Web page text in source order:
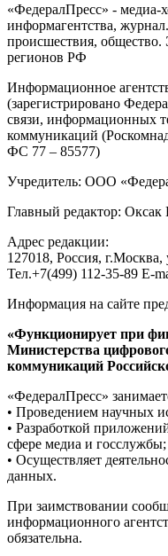
«ФедералПресс» - медиа-
информагентства,
происшествия, общество.
регионов РФ
Информационное
(зарегистрировано
связи, информационных
коммуникаций
ФС 77 – 85577)
Учредитель: ООО
Главный редактор: Оксак
Адрес редакции:
127018, Россия, г.Москва,
Тел.+7(499) 112-35-89 E-
Информация на сайте
«Функционирует при
Министерства
коммуникаций
«ФедералПресс»
• Проведением научных
• Разработкой
сфере медиа и госслужбы;
• Осуществляет
данных.
При заимствовании
информационного
обязательна.